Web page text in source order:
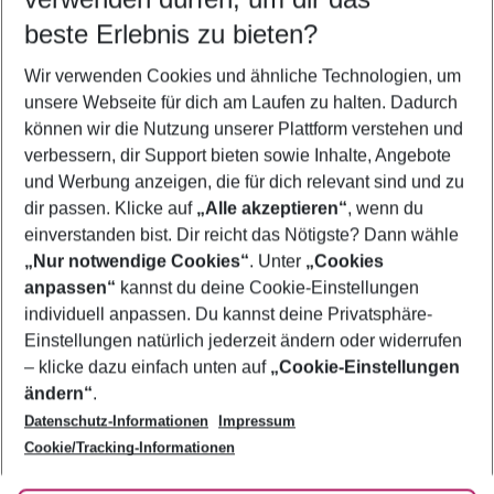
Pauschalreisen Kiotari
Familienurlaub Kiotari
Frübucher Angebote Kiotari für 2026
Flug & Hotel Kiotari
Urlaub Kiotari
Footer
Footer navigation
Über uns
AGB
Bestpreisgarantie
Cookie-Einstellungen ändern
Cookie-Richtlinie
Agenturbetreuung
Barrierefreies Reisen
Folge uns
beste Erlebnis zu bieten?
Wir verwenden Cookies und ähnliche Technologien, um
unsere Webseite für dich am Laufen zu halten. Dadurch
können wir die Nutzung unserer Plattform verstehen und
verbessern, dir Support bieten sowie Inhalte, Angebote
und Werbung anzeigen, die für dich relevant sind und zu
dir passen. Klicke auf „Alle akzeptieren“, wenn du
einverstanden bist. Dir reicht das Nötigste? Dann wähle
„Nur notwendige Cookies“. Unter „Cookies
anpassen“ kannst du deine Cookie-Einstellungen
individuell anpassen. Du kannst deine Privatsphäre-
Einstellungen natürlich jederzeit ändern oder widerrufen
– klicke dazu einfach unten auf „Cookie-Einstellungen
ändern“.
Datenschutz-Informationen
Impressum
Cookie/Tracking-Informationen